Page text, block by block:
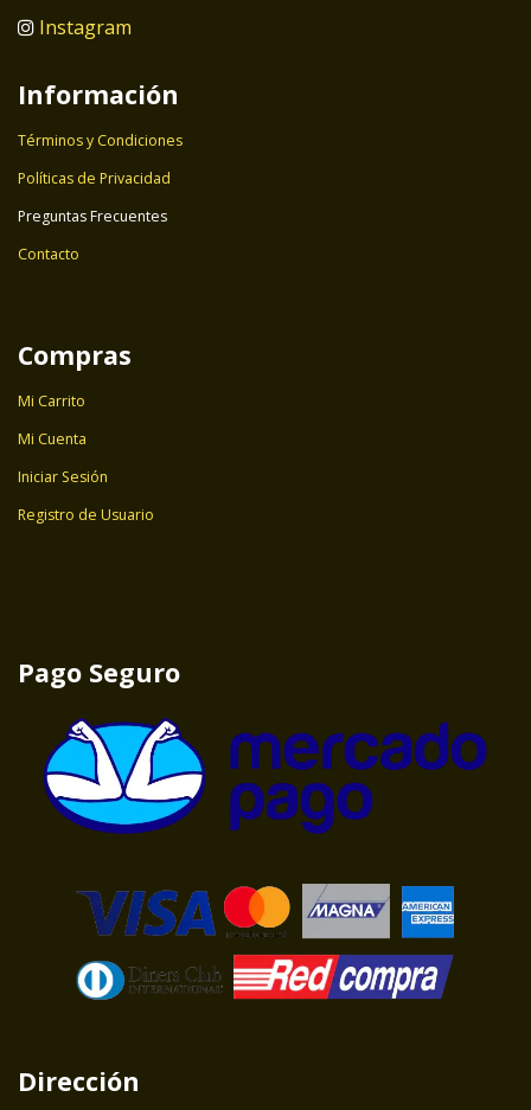
Instagram
Información
Términos y Condiciones
Políticas de Privacidad
Preguntas Frecuentes
Contacto
Compras
Mi Carrito
Mi Cuenta
Iniciar Sesión
Registro de Usuario
Pago Seguro
Dirección